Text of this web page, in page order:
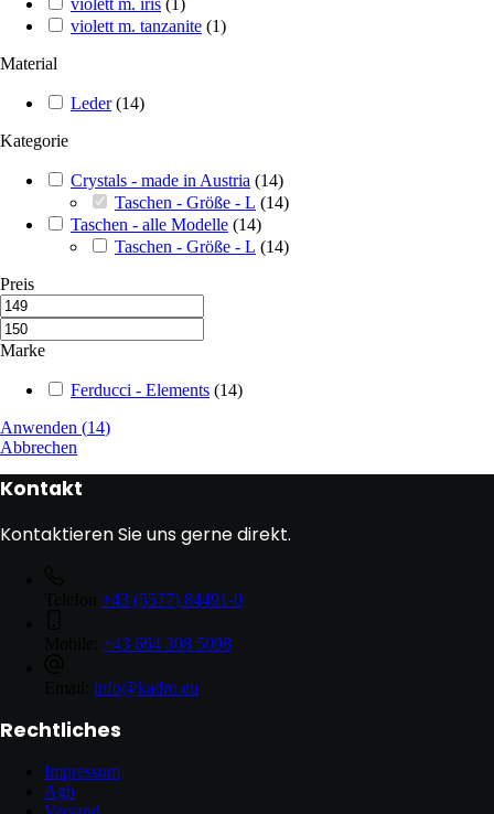
violett m. iris (1)
violett m. tanzanite (1)
Material
Leder (14)
Kategorie
Crystals - made in Austria (14)
Taschen - Größe - L (14)
Taschen - alle Modelle (14)
Taschen - Größe - L (14)
Preis
Marke
Ferducci - Elements (14)
Anwenden (14)
Abbrechen
Kontakt
Kontaktieren Sie uns gerne direkt.
+43 (5577) 84491-0
+43 664 308 5098
info@kadro.eu
Rechtliches
Impressum
Agb